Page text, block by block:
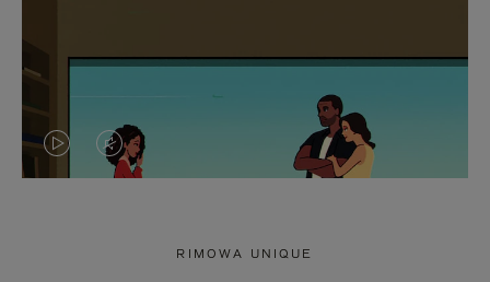
LA LE
RIMOWA UNIQUE